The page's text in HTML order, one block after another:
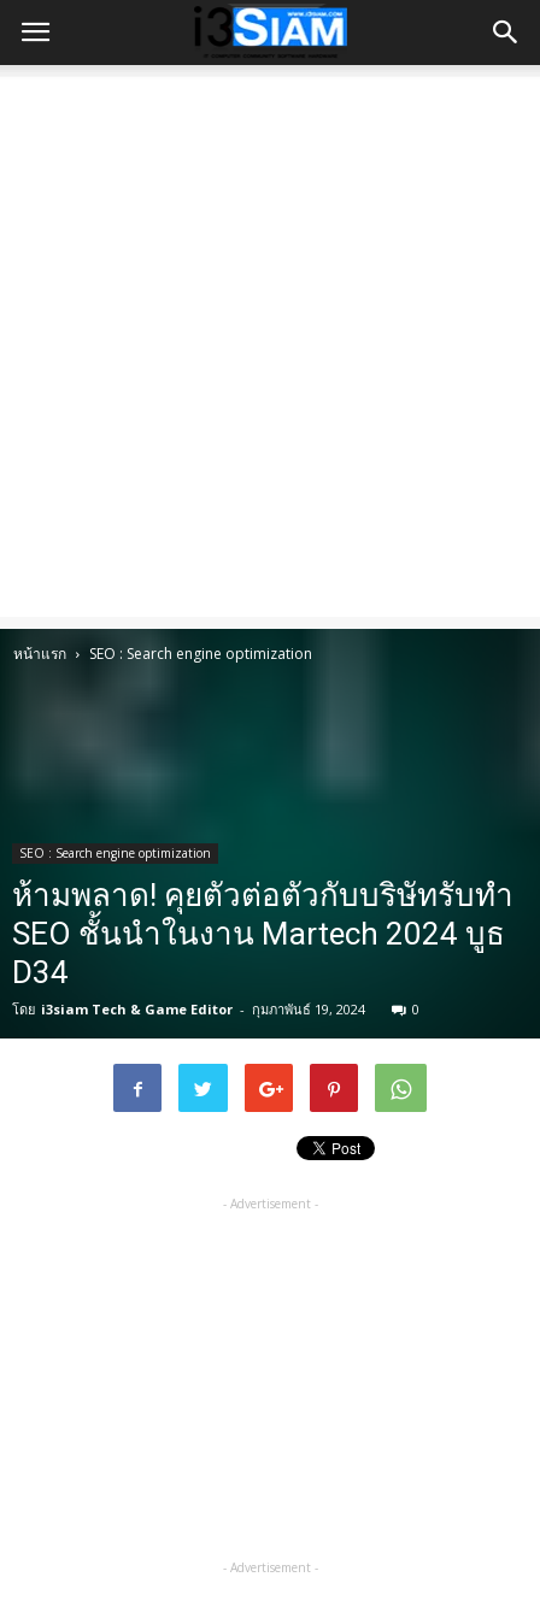
หน้าแรก SEO : Search engine optimization
SEO : Search engine optimization
ห้ามพลาด! คุยตัวต่อตัวกับบริษัทรับทำ
SEO ชั้นนำในงาน Martech 2024 บูธ
D34
โดย i3siam Tech & Game Editor - กุมภาพันธ์ 19, 2024 0
- Advertisement -
- Advertisement -